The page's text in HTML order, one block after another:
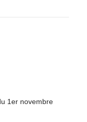
1er novembre